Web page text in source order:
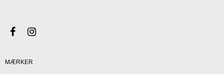
MÆRKER